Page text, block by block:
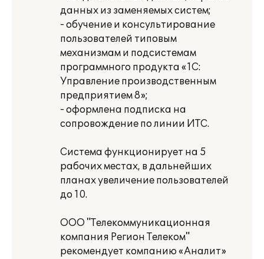
данных из заменяемых систем;
- обучение и консультирование
пользователей типовым
механизмам и подсистемам
программного продукта «1С:
Управление производственным
предприятием 8»;
- оформлена подписка на
сопровождение по линии ИТС.
Система функционирует на 5
рабочих местах, в дальнейших
планах увеличение пользователей
до 10.
ООО "Телекоммуникационная
компания Регион Телеком"
рекомендует компанию «Аналит»